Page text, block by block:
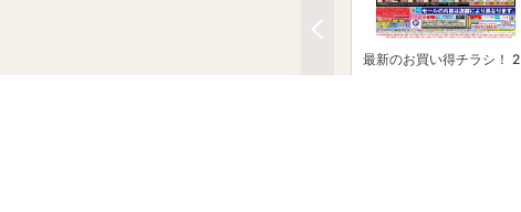
最新のお買い得チラシ！ 2